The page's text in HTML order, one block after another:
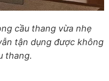
cầu thang vừa nhẹ
tận dụng được không
thang.